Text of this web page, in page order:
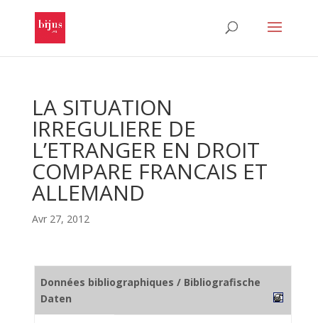
LA SITUATION
IRREGULIERE DE
L’ETRANGER EN DROIT
COMPARE FRANCAIS ET
ALLEMAND
Avr 27, 2012
Données bibliographiques / Bibliografische
Daten